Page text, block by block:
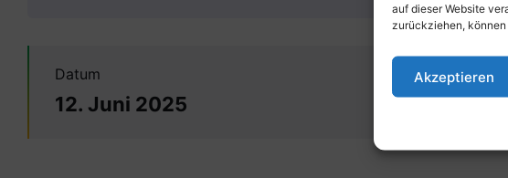
auf dieser Website
zurückziehen,
Akzeptieren
Datum
12. Juni 2025